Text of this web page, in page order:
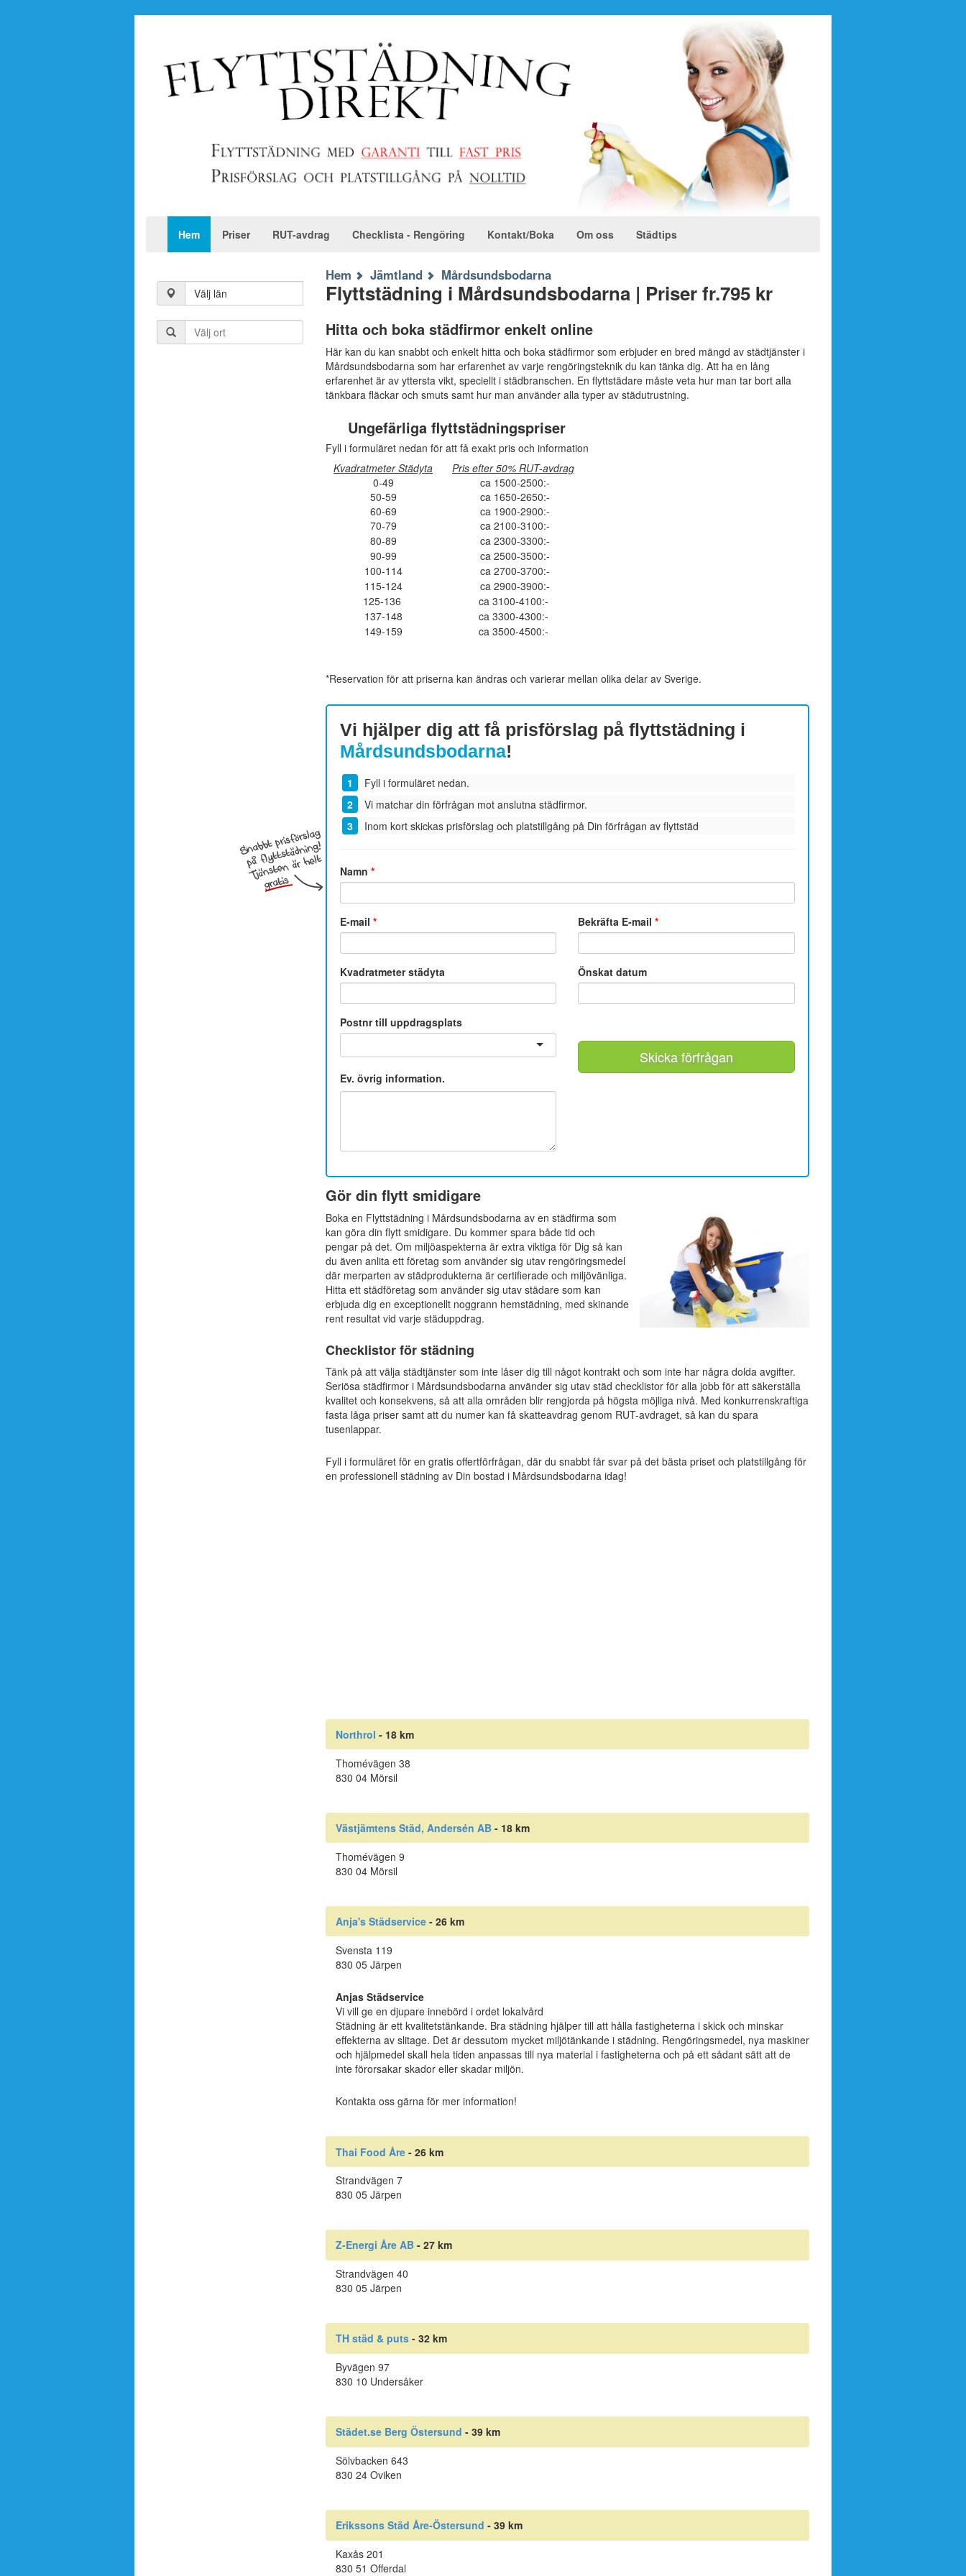
Hem Priser RUT-avdrag Checklista - Rengöring Kontakt/Boka Om oss Städtips
Välj län
Hem Jämtland Mårdsundsbodarna
Flyttstädning i Mårdsundsbodarna | Priser fr.795 kr
Hitta och boka städfirmor enkelt online
Här kan du kan snabbt och enkelt hitta och boka städfirmor som erbjuder en bred mängd av städtjänster i
Mårdsundsbodarna som har erfarenhet av varje rengöringsteknik du kan tänka dig. Att ha en lång
erfarenhet är av yttersta vikt, speciellt i städbranschen. En flyttstädare måste veta hur man tar bort alla
tänkbara fläckar och smuts samt hur man använder alla typer av städutrustning.
Ungefärliga flyttstädningspriser
Fyll i formuläret nedan för att få exakt pris och information
Kvadratmeter Städyta
Pris efter 50% RUT-avdrag
0-49
ca 1500-2500:-
50-59
ca 1650-2650:-
60-69
ca 1900-2900:-
70-79
ca 2100-3100:-
80-89
ca 2300-3300:-
90-99
ca 2500-3500:-
100-114
ca 2700-3700:-
115-124
ca 2900-3900:-
125-136
ca 3100-4100:-
137-148
ca 3300-4300:-
149-159
ca 3500-4500:-
*Reservation för att priserna kan ändras och varierar mellan olika delar av Sverige.
Vi hjälper dig att få prisförslag på flyttstädning i
Mårdsundsbodarna!
Fyll i formuläret nedan.
Vi matchar din förfrågan mot anslutna städfirmor.
Inom kort skickas prisförslag och platstillgång på Din förfrågan av flyttstäd
Namn *
E-mail * Bekräfta E-mail*
Kvadratmeter städyta Önskat datum
Postnr till uppdragsplats
Ev. övrig information.
Skicka förfrågan
Gör din flytt smidigare
Boka en Flyttstädning i Mårdsundsbodarna av en städfirma som
kan göra din flytt smidigare. Du kommer spara både tid och
pengar på det. Om miljöaspekterna är extra viktiga för Dig så kan
du även anlita ett företag som använder sig utav rengöringsmedel
där merparten av städprodukterna är certifierade och miljövänliga.
Hitta ett städföretag som använder sig utav städare som kan
erbjuda dig en exceptionellt noggrann hemstädning, med skinande
rent resultat vid varje städuppdrag.
Checklistor för städning
Tänk på att välja städtjänster som inte låser dig till något kontrakt och som inte har några dolda avgifter.
Seriösa städfirmor i Mårdsundsbodarna använder sig utav städ checklistor för alla jobb för att säkerställa
kvalitet och konsekvens, så att alla områden blir rengjorda på högsta möjliga nivå. Med konkurrenskraftiga
fasta låga priser samt att du numer kan få skatteavdrag genom RUT-avdraget, så kan du spara
tusenlappar.
Fyll i formuläret för en gratis offertförfrågan, där du snabbt får svar på det bästa priset och platstillgång för
en professionell städning av Din bostad i Mårdsundsbodarna idag!
Northrol - 18 km
Thomévägen 38
830 04 Mörsil
Västjämtens Städ, Andersén AB- 18 km
Thomévägen 9
830 04 Mörsil
Anja's Städservice- 26 km
Svensta 119
830 05 Järpen
Anjas Städservice
Vi vill ge en djupare innebörd i ordet lokalvård
Städning är ett kvalitetstänkande. Bra städning hjälper till att hålla fastigheterna i skick och minskar
effekterna av slitage. Det är dessutom mycket miljötänkande i städning. Rengöringsmedel, nya maskiner
och hjälpmedel skall hela tiden anpassas till nya material i fastigheterna och på ett sådant sätt att de
inte förorsakar skador eller skadar miljön.
Kontakta oss gärna för mer information!
Thai Food Åre- 26 km
Strandvägen 7
830 05 Järpen
Z-Energi Åre AB- 27 km
Strandvägen 40
830 05 Järpen
TH städ & puts- 32 km
Byvägen 97
830 10 Undersåker
Städet.se Berg Östersund - 39 km
Sölvbacken 643
830 24 Oviken
Erikssons Städ Åre-Östersund - 39 km
Kaxås 201
830 51 Offerdal